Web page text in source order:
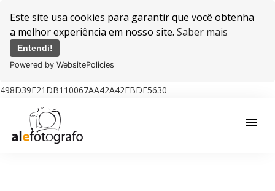
Este site usa cookies para garantir que você obtenha
a melhor experiência em nosso site. Saber mais
Entendi!
Powered by WebsitePolicies
498D39E21DB110067AA42A42EBDE5630
menu